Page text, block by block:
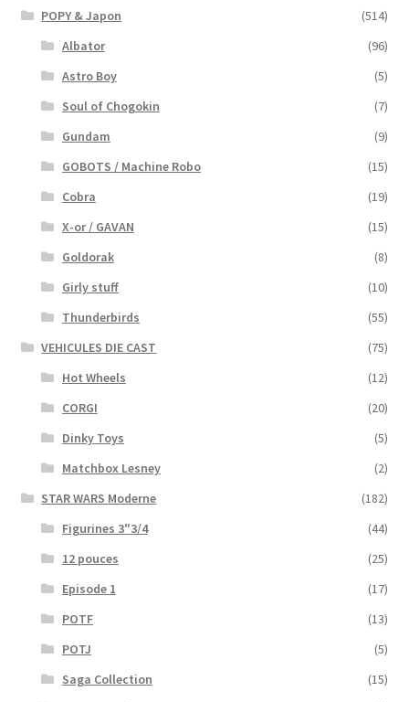
POPY & Japon
(514)
Albator
(96)
Astro Boy
(5)
Soul of Chogokin
(7)
Gundam
(9)
GOBOTS / Machine Robo
(15)
Cobra
(19)
X-or / GAVAN
(15)
Goldorak
(8)
Girly stuff
(10)
Thunderbirds
(55)
VEHICULES DIE CAST
(75)
Hot Wheels
(12)
CORGI
(20)
Dinky Toys
(5)
Matchbox Lesney
(2)
STAR WARS Moderne
(182)
Figurines 3″3/4
(44)
12 pouces
(25)
Episode 1
(17)
POTF
(13)
POTJ
(5)
Saga Collection
(15)